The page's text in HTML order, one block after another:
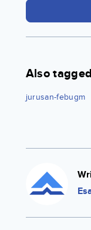
Also
jurusan-febugm